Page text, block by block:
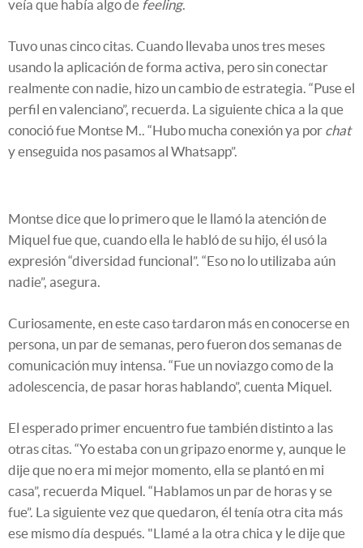
veía que había algo de feeling.
Tuvo unas cinco citas. Cuando llevaba unos tres meses
usando la aplicación de forma activa, pero sin conectar
realmente con nadie, hizo un cambio de estrategia. “Puse el
perfil en valenciano”, recuerda. La siguiente chica a la que
conoció fue Montse M.. “Hubo mucha conexión ya por chat
y enseguida nos pasamos al Whatsapp”.
Montse dice que lo primero que le llamó la atención de
Miquel fue que, cuando ella le habló de su hijo, él usó la
expresión “diversidad funcional”. “Eso no lo utilizaba aún
nadie”, asegura.
Curiosamente, en este caso tardaron más en conocerse en
persona, un par de semanas, pero fueron dos semanas de
comunicación muy intensa. “Fue un noviazgo como de la
adolescencia, de pasar horas hablando”, cuenta Miquel.
El esperado primer encuentro fue también distinto a las
otras citas. “Yo estaba con un gripazo enorme y, aunque le
dije que no era mi mejor momento, ella se plantó en mi
casa”, recuerda Miquel. “Hablamos un par de horas y se
fue”. La siguiente vez que quedaron, él tenía otra cita más
ese mismo día después. "Llamé a la otra chica y le dije que